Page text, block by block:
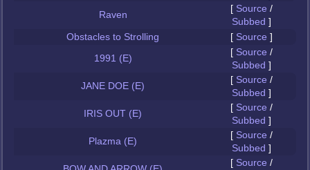
Raven
[ Source /
Subbed ]
Obstacles to Strolling
[ Source ]
1991 (E)
[ Source /
Subbed ]
JANE DOE (E)
[ Source /
Subbed ]
IRIS OUT (E)
[ Source /
Subbed ]
Plazma (E)
[ Source /
Subbed ]
[ Source /